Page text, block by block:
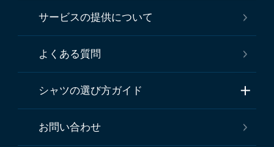
サービスの提供について
よくある質問
シャツの選び方ガイド
お問い合わせ